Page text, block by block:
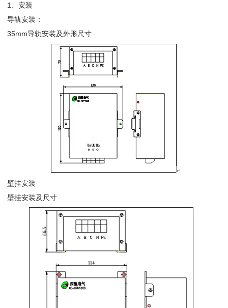
1、安装
导轨安装：
35mm导轨安装及外形尺寸
壁挂安装
壁挂安装及尺寸